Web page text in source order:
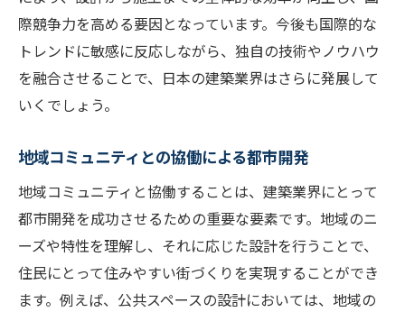
画
持続可能な都市開発を支えるインフラ整備
住宅と都市環境の調和を図る新たなアプロ
ーチ
交通システムと建築物の連携による効率化
スマートシティの実現に向けた建築業の貢
献
未来志向の都市デザインとその実現可能性
際競争力を高める要因となっています。今後も国際的な
トレンドに敏感に反応しながら、独自の技術やノウハウ
を融合させることで、日本の建築業界はさらに発展して
いくでしょう。
地域コミュニティとの協働による都市開発
地域コミュニティと協働することは、建築業界にとって
都市開発を成功させるための重要な要素です。地域のニ
ーズや特性を理解し、それに応じた設計を行うことで、
住民にとって住みやすい街づくりを実現することができ
ます。例えば、公共スペースの設計においては、地域の